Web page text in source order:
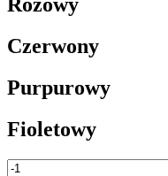
Czerwony
Purpurowy
Fioletowy